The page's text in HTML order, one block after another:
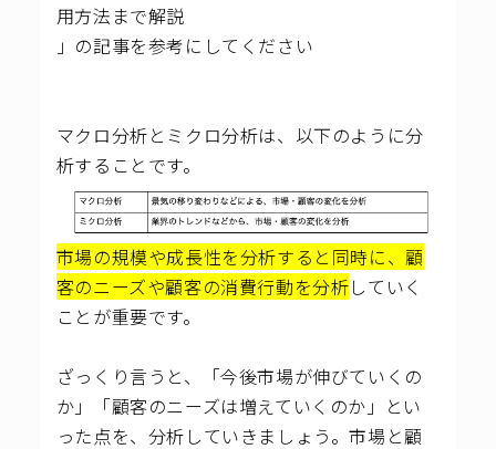
用方法まで解説
」の記事を参考にしてください
マクロ分析とミクロ分析は、以下のように分
析することです。
市場の規模や成長性を分析すると同時に、顧
客のニーズや顧客の消費行動を分析していく
ことが重要です。
ざっくり言うと、「今後市場が伸びていくの
か」「顧客のニーズは増えていくのか」とい
った点を、分析していきましょう。市場と顧